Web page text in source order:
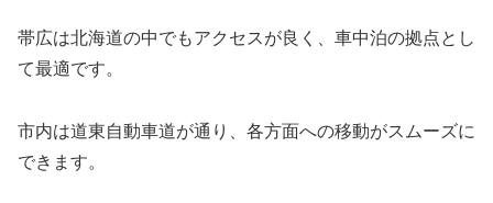
帯広は北海道の中でもアクセスが良く、車中泊の拠点とし
て最適です。
市内は道東自動車道が通り、各方面への移動がスムーズに
できます。